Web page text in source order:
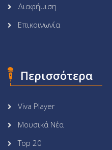
Διαφήμιση
Επικοινωνία
Περισσότερα
Viva Player
Μουσικά Νέα
Top 20